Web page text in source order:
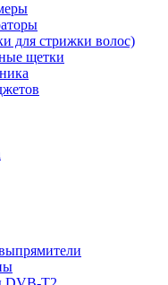
для стрижки волос)
щетки